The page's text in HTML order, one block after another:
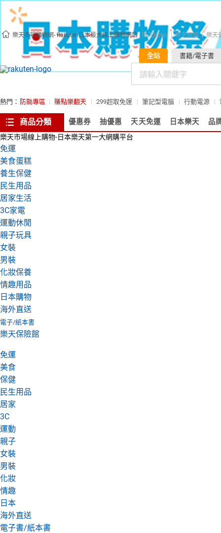
樂天市場購物網- Rakuten日本最大線上購物網站 樂天Kobo 樂天旅遊 樂天
全站 書籍/電子書
熱門： 防颱專區 賺點樂翻天 299超取免運 筆記型電腦 行動電源
商品分類 優惠券 抽優惠 天天免運 日本樂天 品
樂天市場線上購物-日本樂天第一大網購平台
免運
美食蛋糕
養生保健
民生用品
居家生活
3C家電
運動休閒
親子玩具
女裝
男裝
化妝保養
情趣用品
日本購物
海外直送
電子/紙本書
樂天保險館
免運
美食
保健
民生用品
居家
3C
運動
親子
女裝
男裝
化妝
情趣
日本
海外直送
電子書/紙本書